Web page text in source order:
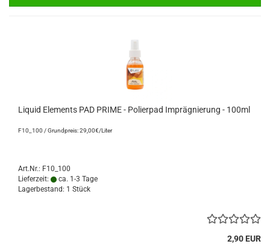
Liquid Elements PAD PRIME - Polierpad Imprägnierung - 100ml
F10_100 / Grundpreis: 29,00€/Liter
Art.Nr.: F10_100
Lieferzeit:
ca. 1-3 Tage
Lagerbestand: 1 Stück
2,90 EUR